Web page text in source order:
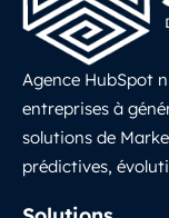
Agence HubSpot
entreprises à
solutions de
prédictives,